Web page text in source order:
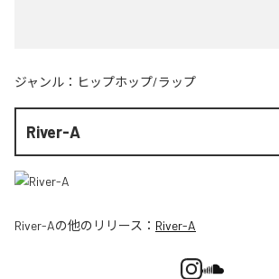
ジャンル： ヒップホップ/ラップ
River-A
River-Aの他のリリース： River-A